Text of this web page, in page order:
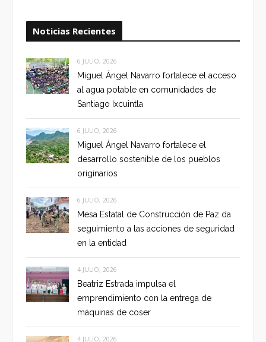
Noticias Recientes
6 JULIO, 2026
Miguel Ángel Navarro fortalece el acceso
al agua potable en comunidades de
Santiago Ixcuintla
6 JULIO, 2026
Miguel Ángel Navarro fortalece el
desarrollo sostenible de los pueblos
originarios
6 JULIO, 2026
Mesa Estatal de Construcción de Paz da
seguimiento a las acciones de seguridad
en la entidad
4 JULIO, 2026
Beatriz Estrada impulsa el
emprendimiento con la entrega de
máquinas de coser
4 JULIO, 2026